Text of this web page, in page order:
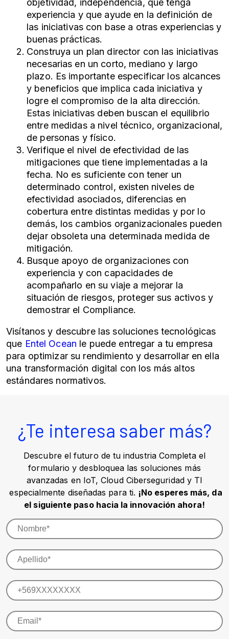
objetividad, independencia, que tenga
experiencia y que ayude en la definición de
las iniciativas con base a otras experiencias y
buenas prácticas.
Construya un plan director con las iniciativas
necesarias en un corto, mediano y largo
plazo. Es importante especificar los alcances
y beneficios que implica cada iniciativa y
logre el compromiso de la alta dirección.
Estas iniciativas deben buscan el equilibrio
entre medidas a nivel técnico, organizacional,
de personas y físico.
Verifique el nivel de efectividad de las
mitigaciones que tiene implementadas a la
fecha. No es suficiente con tener un
determinado control, existen niveles de
efectividad asociados, diferencias en
cobertura entre distintas medidas y por lo
demás, los cambios organizacionales pueden
dejar obsoleta una determinada medida de
mitigación.
Busque apoyo de organizaciones con
experiencia y con capacidades de
acompañarlo en su viaje a mejorar la
situación de riesgos, proteger sus activos y
demostrar el Compliance.
Visítanos y descubre las soluciones tecnológicas
que Entel Ocean le puede entregar a tu empresa
para optimizar su rendimiento y desarrollar en ella
una transformación digital con los más altos
estándares normativos.
¿Te interesa saber más?
Descubre el futuro de tu industria Completa el
formulario y desbloquea las soluciones más
avanzadas en IoT, Cloud Ciberseguridad y TI
especialmente diseñadas para ti. ¡No esperes más, da
el siguiente paso hacia la innovación ahora!